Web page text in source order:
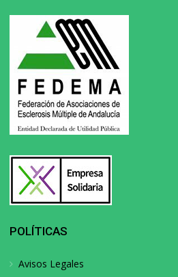
POLÍTICAS
Avisos Legales